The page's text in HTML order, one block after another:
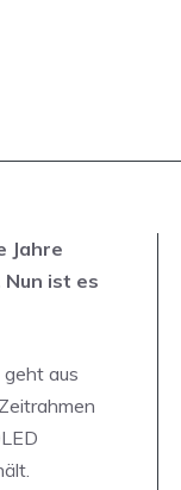
Jahre
ist es
aus